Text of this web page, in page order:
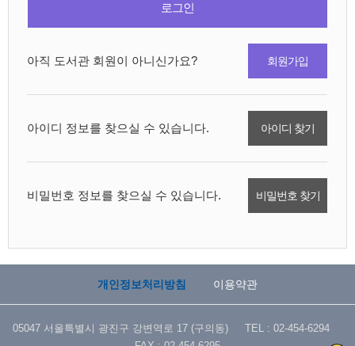
로그인
아직 도서관 회원이 아니신가요? 회원가입
아이디 정보를 찾으실 수 있습니다. 아이디 찾기
비밀번호 정보를 찾으실 수 있습니다. 비밀번호 찾기
개인정보처리방침 이용약관
05047 서울특별시 광진구 강변역로 17 (구의동) TEL : 02-454-6294